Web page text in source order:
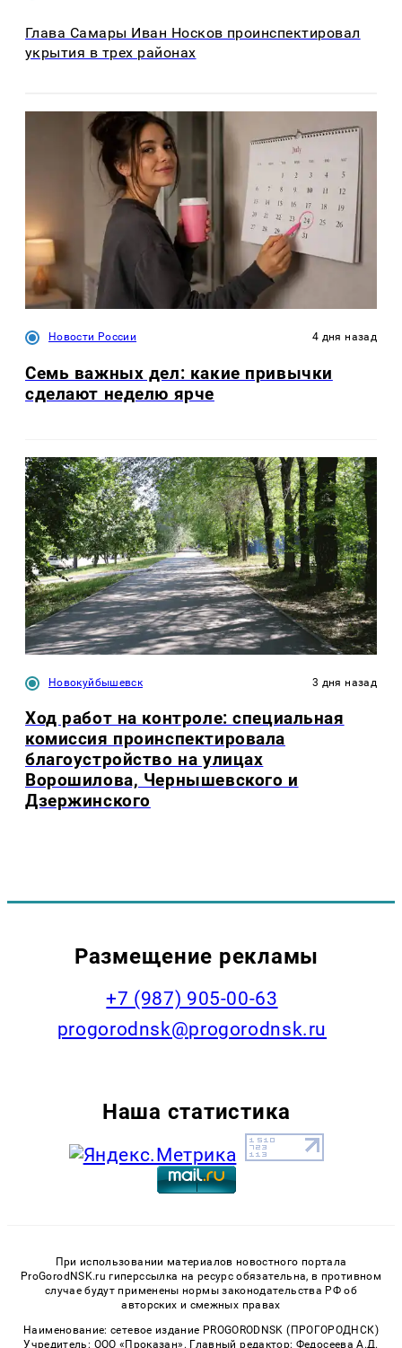
Глава Самары Иван Носков проинспектировал
укрытия в трех районах
Новости России 4 дня назад
Семь важных дел: какие привычки
сделают неделю ярче
Новокуйбышевск 3 дня назад
Ход работ на контроле: специальная
комиссия проинспектировала
благоустройство на улицах
Ворошилова, Чернышевского и
Дзержинского
Размещение рекламы
+7 (987) 905-00-63
progorodnsk@progorodnsk.ru
Наша статистика
При использовании материалов новостного портала
ProGorodNSK.ru гиперссылка на ресурс обязательна, в противном
случае будут применены нормы законодательства РФ об
авторских и смежных правах
Наименование: сетевое издание PROGORODNSK (ПРОГОРОДНСК)
Учредитель: ООО «Проказан». Главный редактор: Федосеева А.Д.